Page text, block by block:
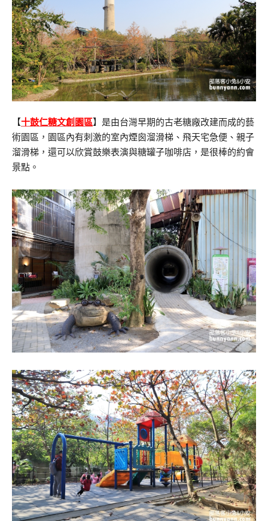
【十鼓仁糖文創園區】是由台灣早期的古老糖廠改建而成的藝
術園區，園區內有刺激的室內煙囪溜滑梯、飛天宅急便、親子
溜滑梯，還可以欣賞鼓樂表演與糖罐子咖啡店，是很棒的約會
景點。